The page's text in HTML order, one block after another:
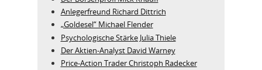
Anlegerfreund Richard Dittrich
„Goldesel“ Michael Flender
Psychologische Stärke Julia Thiele
Der Aktien-Analyst David Warney
Price-Action Trader Christoph Radecker